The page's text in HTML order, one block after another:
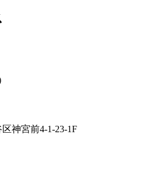
神宮前4-1-23-1F